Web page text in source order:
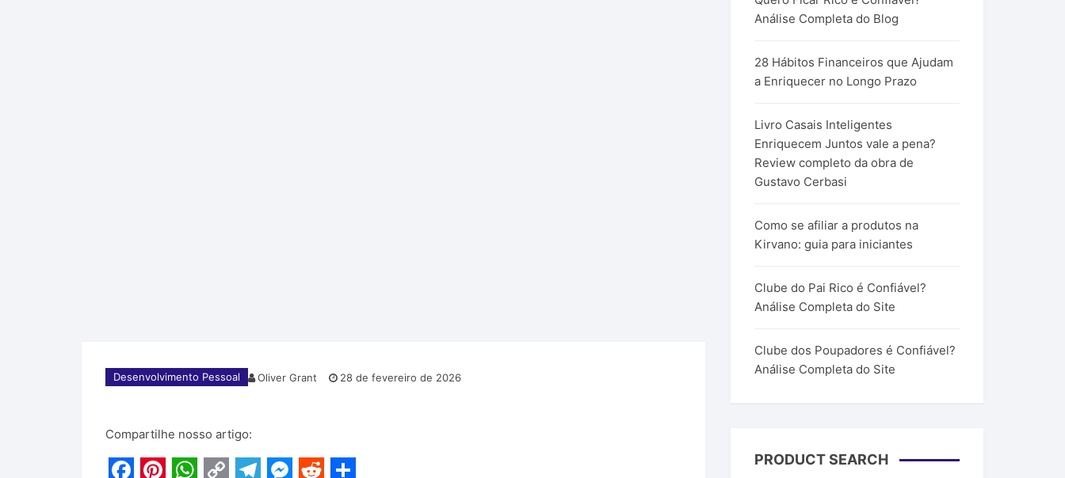
Desenvolvimento Pessoal Oliver Grant 28 de fevereiro de 2026
Compartilhe nosso artigo:
Análise Completa do Blog
28 Hábitos Financeiros que Ajudam
a Enriquecer no Longo Prazo
Livro Casais Inteligentes
Enriquecem Juntos vale a pena?
Review completo da obra de
Gustavo Cerbasi
Como se afiliar a produtos na
Kirvano: guia para iniciantes
Clube do Pai Rico é Confiável?
Análise Completa do Site
Clube dos Poupadores é Confiável?
Análise Completa do Site
PRODUCT SEARCH